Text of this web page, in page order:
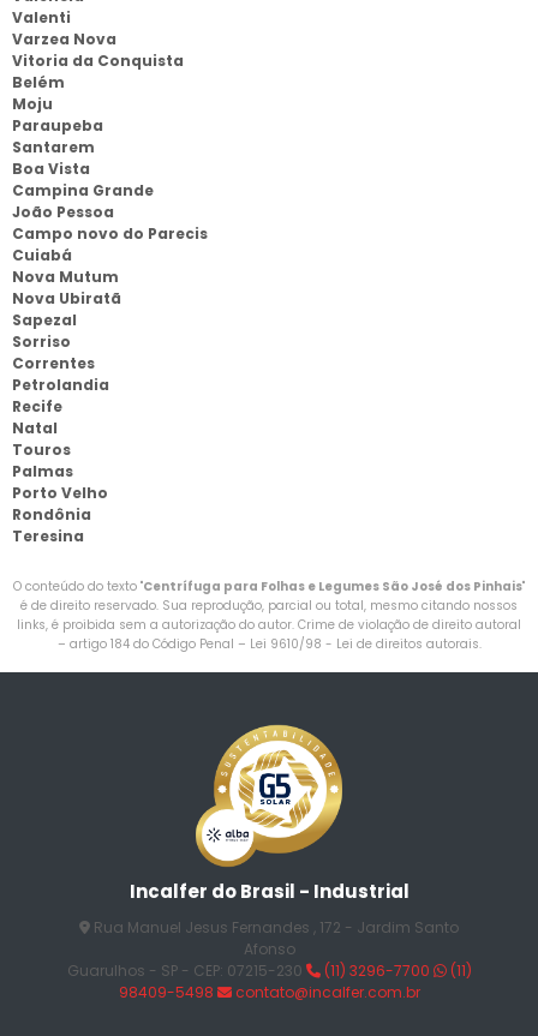
Valenti
Varzea Nova
Vitoria da Conquista
Belém
Moju
Paraupeba
Santarem
Boa Vista
Campina Grande
João Pessoa
Campo novo do Parecis
Cuiabá
Nova Mutum
Nova Ubiratã
Sapezal
Sorriso
Correntes
Petrolandia
Recife
Natal
Touros
Palmas
Porto Velho
Rondônia
Teresina
O conteúdo do texto "Centrífuga para Folhas e Legumes São José dos Pinhais"
é de direito reservado. Sua reprodução, parcial ou total, mesmo citando nossos
links, é proibida sem a autorização do autor. Crime de violação de direito autoral
– artigo 184 do Código Penal – Lei 9610/98 - Lei de direitos autorais.
Incalfer do Brasil - Industrial
Rua Manuel Jesus Fernandes , 172 - Jardim Santo
Afonso
Guarulhos - SP - CEP: 07215-230
(11) 3296-7700
(11)
98409-5498
contato@incalfer.com.br